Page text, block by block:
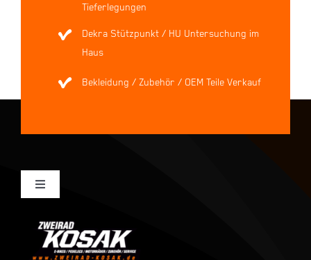
Tieferlegungen
Dekra Stützpunkt / HU Untersuchung im
Haus
Bekleidung / Zubehör / OEM Teile Verkauf
Toggle
Mein Konto